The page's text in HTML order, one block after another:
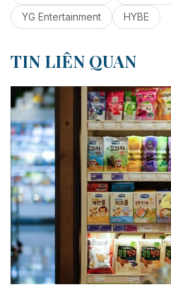
YG Entertainment
HYBE
TIN LIÊN QUAN